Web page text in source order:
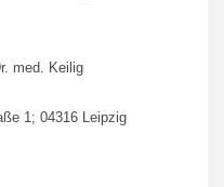
med. Keilig
1; 04316 Leipzig